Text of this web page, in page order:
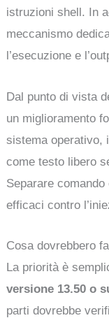
istruzioni shell. In
meccanismo
l’esecuzione e
Dal punto di vista
un miglioramento
sistema operativo,
come testo libero
Separare
efficaci contro
Cosa dovrebbero
La priorità è
versione 13.50 o
parti dovrebbe